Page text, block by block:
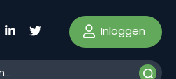
Inloggen